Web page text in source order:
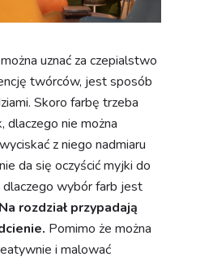
uznać za czepialstwo
twórców, jest sposób
Skoro farbę trzeba
dlaczego nie można
z niego nadmiaru
da się oczyścić myjki do
wybór farb jest
Na rozdział przypadają
Pomimo że można
i malować